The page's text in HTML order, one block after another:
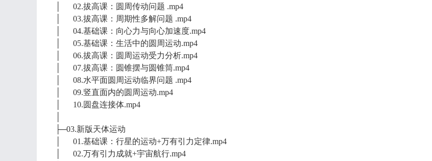
│ 02.拔高课：圆周传动问题 .mp4
│ 03.拔高课：周期性多解问题 .mp4
│ 04.基础课：向心力与向心加速度.mp4
│ 05.基础课：生活中的圆周运动.mp4
│ 06.拔高课：圆周运动受力分析.mp4
│ 07.拔高课：圆锥摆与圆锥筒.mp4
│ 08.水平面圆周运动临界问题 .mp4
│ 09.竖直面内的圆周运动.mp4
│ 10.圆盘连接体.mp4
├─03.新版天体运动
│ 01.基础课：行星的运动+万有引力定律.mp4
│ 02.万有引力成就+宇宙航行.mp4